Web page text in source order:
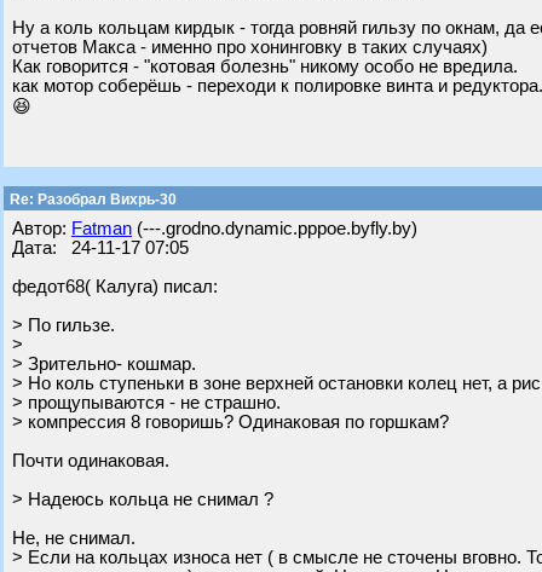
Ну а коль кольцам кирдык - тогда ровняй гильзу по окнам,
отчетов Макса - именно про хонинговку в таких случаях)
Как говорится - "котовая болезнь" никому особо не вредила.
как мотор соберёшь - переходи к полировке винта и
😆
Re: Разобрал Вихрь-30
Автор: Fatman (---.grodno.dynamic.pppoe.byfly.by)
Дата: 24-11-17 07:05
федот68( Калуга) писал:
> По гильзе.
>
> Зрительно- кошмар.
> Но коль ступеньки в зоне верхней остановки колец нет, а
> прощупываются - не страшно.
> компрессия 8 говоришь? Одинаковая по горшкам?
Почти одинаковая.
> Надеюсь кольца не снимал ?
Не, не снимал.
> Если на кольцах износа нет ( в смысле не сточены вговно.